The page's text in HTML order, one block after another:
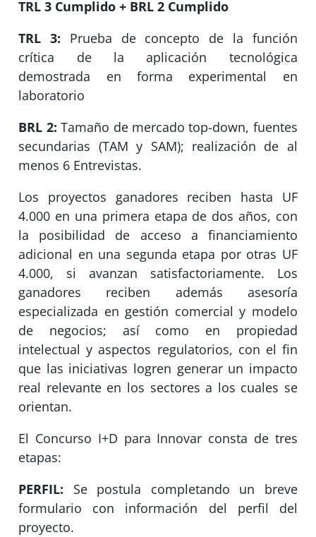
TRL 3 Cumplido + BRL 2 Cumplido​
TRL 3: ​ Prueba de concepto de la función
crítica de la aplicación tecnológica
demostrada en forma experimental en
laboratorio ​
BRL 2: ​Tamaño de mercado top-down, fuentes
secundarias (TAM y SAM)​; realización de al
menos 6 Entrevistas.
​Los proyectos ganadores reciben hasta UF
4.000 en una primera etapa de dos años, con
la posibilidad de acceso a financiamiento
adicional en una segunda etapa por otras UF
4.000, si avanzan satisfactoriamente. Los
ganadores reciben además asesoría
especializada en gestión comercial y modelo
de negocios; así como en propiedad
intelectual y aspectos regulatorios, con el fin
que las iniciativas logren generar un impacto
real relevante en los sectores a los cuales se
orientan.
El Concurso I+D para Innovar consta de tres
etapas:
PERFIL: Se postula completando un breve
formulario con información del perfil del
proyecto.